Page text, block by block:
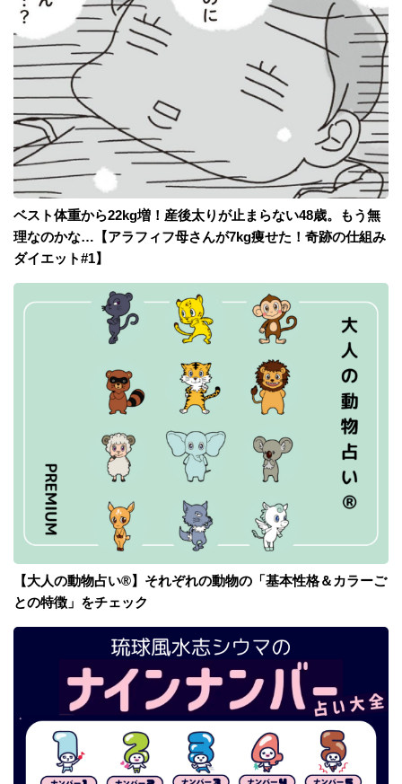
ベスト体重から22kg増！産後太りが止まらない48歳。もう無
理なのかな…【アラフィフ母さんが7kg痩せた！奇跡の仕組み
ダイエット#1】
【大人の動物占い®】それぞれの動物の「基本性格＆カラーご
との特徴」をチェック